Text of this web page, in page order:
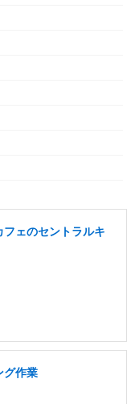
ェのセントラルキ
グ作業